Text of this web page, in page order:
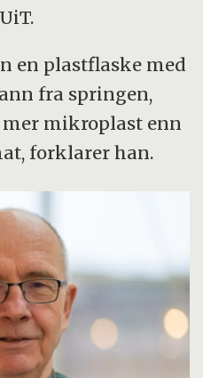
en plastflaske med
fra springen,
mikroplast enn
forklarer han.